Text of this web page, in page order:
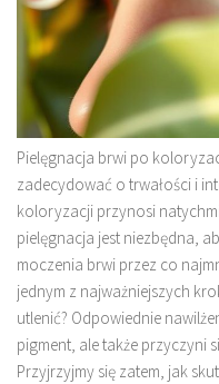
Pielęgnacja brwi po
zadecydować o trwałości i
koloryzacji przynosi
pielęgnacja jest niezbędna,
moczenia brwi przez co
jednym z najważniejszych
utlenić? Odpowiednie
pigment, ale także przyczyni
Przyjrzyjmy się zatem, jak